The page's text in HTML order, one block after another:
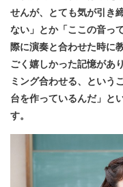
せんが、とても気が引き
ない」とか「ここの音っ
際に演奏と合わせた時に
ごく嬉しかった記憶があ
ミング合わせる、という
台を作っているんだ」と
す。